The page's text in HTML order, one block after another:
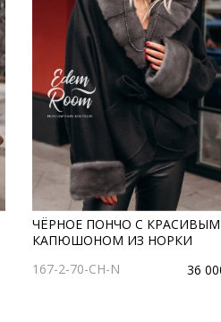
ЧЁРНОЕ ПОНЧО С КРАСИВЫМ
КАПЮШОНОМ ИЗ НОРКИ
167-2-70-CH-N
36